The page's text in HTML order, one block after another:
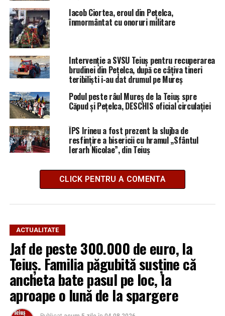
Iacob Ciortea, eroul din Pețelca,
înmormântat cu onoruri militare
Intervenție a SVSU Teiuș pentru recuperarea
brudinei din Pețelca, după ce câțiva tineri
teribiliști i-au dat drumul pe Mureș
Podul peste râul Mureș de la Teiuș spre
Căpud și Pețelca, DESCHIS oficial circulației
ÎPS Irineu a fost prezent la slujba de
resfințire a bisericii cu hramul „Sfântul
Ierarh Nicolae”, din Teiuș
CLICK PENTRU A COMENTA
ACTUALITATE
Jaf de peste 300.000 de euro, la
Teiuș. Familia păgubită susține că
ancheta bate pasul pe loc, la
aproape o lună de la spargere